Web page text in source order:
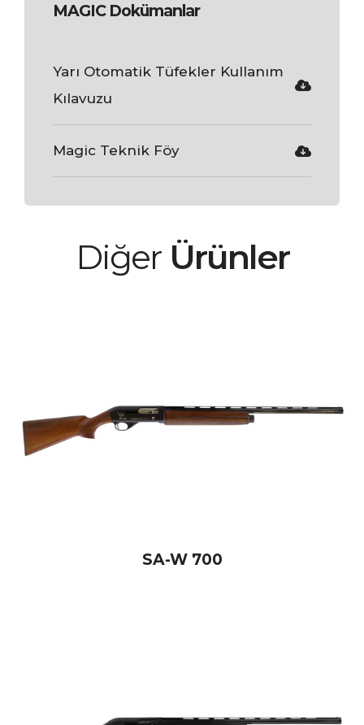
MAGIC Dokümanlar
Yarı Otomatik Tüfekler Kullanım
Kılavuzu
Magic Teknik Föy
Diğer Ürünler
SA-W 700